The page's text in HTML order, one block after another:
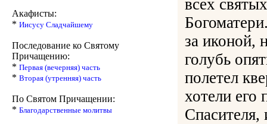
Акафисты:
* Иисусу Сладчайшему
Последование ко Святому
Причащению:
* Первая (вечерняя) часть
* Вторая (утренняя) часть
По Святом Причащении:
* Благодарственные молитвы
всех
за иконой,
голубь
полетел
хотели его
Спасителя,